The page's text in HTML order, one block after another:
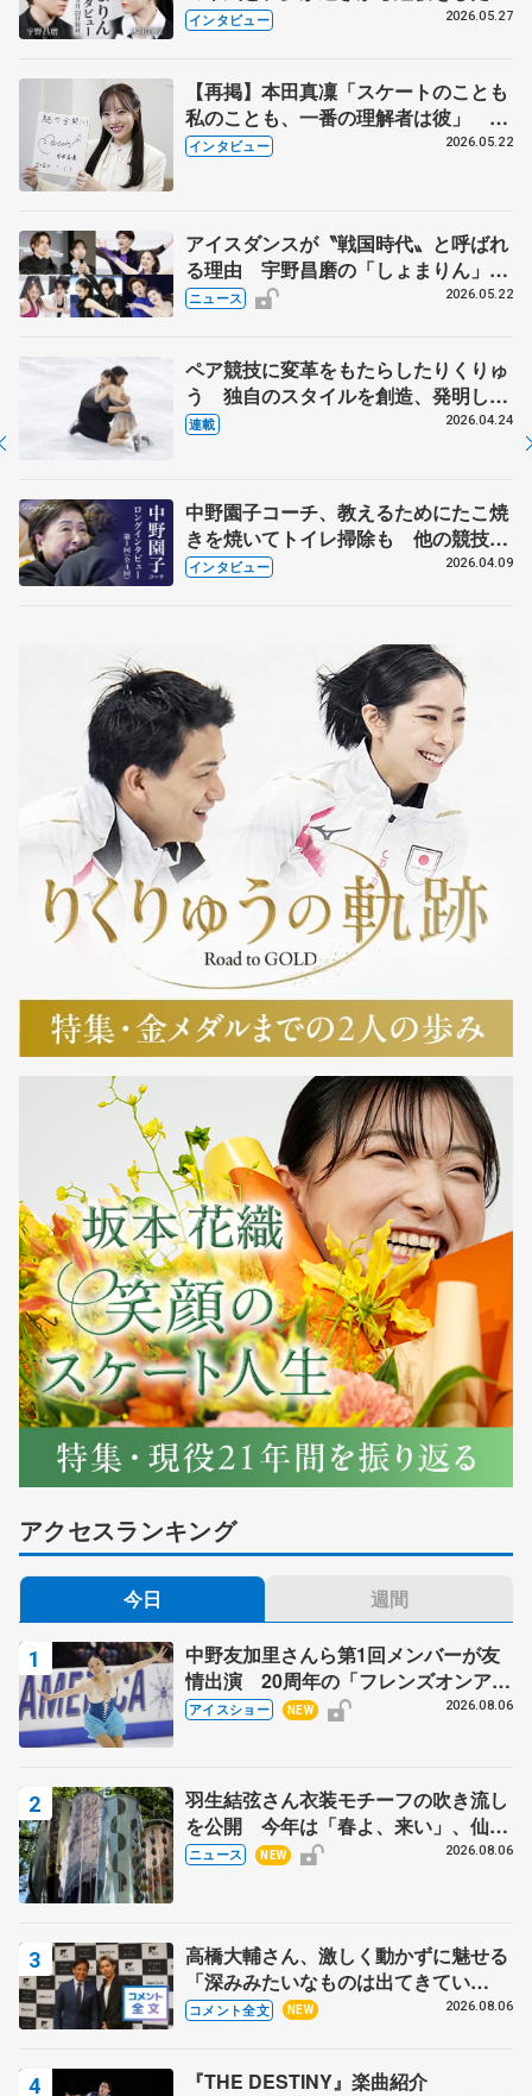
田真凜の覚悟
インタビュー 2026.05.27
【再掲】本田真凜「スケートのことも
私のことも、一番の理解者は彼」 引
退時の単独インタビューで語った競技
インタビュー 2026.05.22
アイスダンスが〝戦国時代〟と呼ばれ
る理由 宇野昌磨の「しょまりん」ら
実力者が相次いで参戦 国内の競争激
ニュース 2026.05.22
ペア競技に変革をもたらしたりくりゅ
う 独自のスタイルを創造、発明した
【引退発表後②】
連載 2026.04.24
中野園子コーチ、教えるためにたこ焼
きを焼いてトイレ掃除も 他の競技に
も通用するという坂本花織の筋肉
インタビュー 2026.04.09
アクセスランキング
今日 週間
中野友加里さんら第1回メンバーが友
情出演 20周年の「フレンズオンアイ
ス」 宮本賢二さん、有川梨絵さん、
アイスショー NEW 2026.08.06
羽生結弦さん衣装モチーフの吹き流し
を公開 今年は「春よ、来い」、仙台
の瑞鳳殿
ニュース NEW 2026.08.06
高橋大輔さん、激しく動かずに魅せる
「深みみたいなものは出てきてい
る？」 〝兄さん〟と慕うレジェンド
コメント全文 NEW 2026.08.06
『THE DESTINY』楽曲紹介